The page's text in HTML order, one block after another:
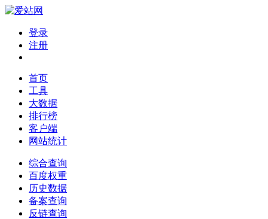
登录
注册
首页
工具
大数据
排行榜
客户端
网站统计
综合查询
百度权重
历史数据
备案查询
反链查询